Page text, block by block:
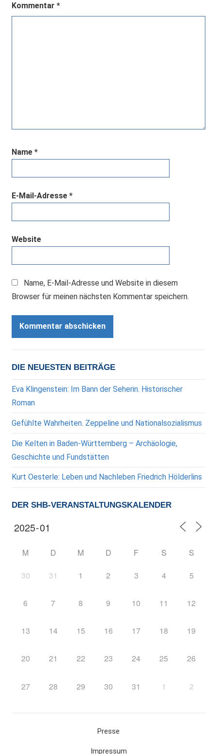
Kommentar *
Name *
E-Mail-Adresse *
Website
Name, E-Mail-Adresse und Website in diesem
Browser für meinen nächsten Kommentar speichern.
DIE NEUESTEN BEITRÄGE
Eva Klingenstein: Im Bann der Seherin. Historischer
Roman
Gefühlte Wahrheiten. Zeppeline und Nationalsozialismus
Die Kelten in Baden-Württemberg – Archäologie,
Geschichte und Fundstätten
Kurt Oesterle: Leben und Nachleben Friedrich Hölderlins
DER SHB-VERANSTALTUNGSKALENDER
M D M D F S S
30 31 1 2 3 4 5
6 7 8 9 10 11 12
13 14 15 16 17 18 19
20 21 22 23 24 25 26
27 28 29 30 31 1 2
Presse
Impressum